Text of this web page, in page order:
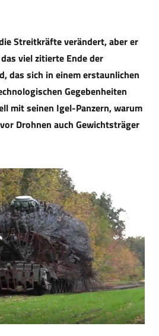
Streitkräfte verändert, aber er
viel zitierte Ende der
das sich in einem erstaunlichen
Gegebenheiten
mit seinen Igel-Panzern, warum
Drohnen auch Gewichtsträger